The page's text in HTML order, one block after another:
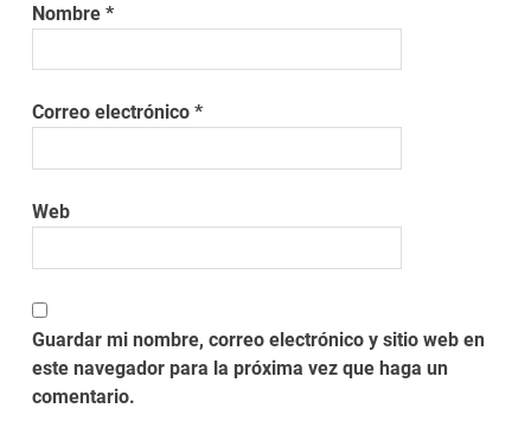
Nombre*
Correo electrónico*
Web
Guardar mi nombre, correo electrónico y sitio web en
este navegador para la próxima vez que haga un
comentario.